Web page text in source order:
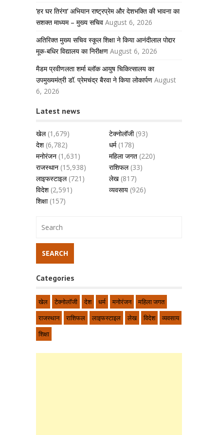
‘हर घर तिरंगा’ अभियान राष्ट्रप्रेम और देशभक्ति की भावना का
सशक्त माध्यम – मुख्य सचिव August 6, 2026
अतिरिक्त मुख्य सचिव स्कूल शिक्षा ने किया आनंदीलाल पोद्दार
मूक-बधिर विद्यालय का निरीक्षण August 6, 2026
मैडम प्रवीणलता शर्मा ब्लॉक आयुष चिकित्सालय का
उपमुख्यमंत्री डॉ. प्रेमचंद्र बैरवा ने किया लोकार्पण August
6, 2026
Latest news
खेल(1,679) टेक्नोलॉजी(93)
देश(6,782) धर्म(178)
मनोरंजन (1,631) महिला जगत (220)
राजस्थान (15,938) राशिफल(33)
लाइफस्टाइल(721) लेख (817)
विदेश(2,591) व्यवसाय (926)
शिक्षा(157)
Categories
खेल टेक्नोलॉजी देश धर्म मनोरंजन
महिला जगत
राजस्थान
राशिफल लाइफस्टाइल लेख विदेश
व्यवसाय
शिक्षा